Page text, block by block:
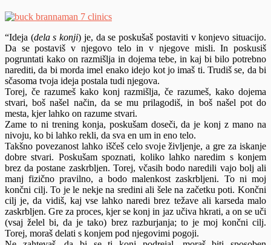
“Ideja (dela s konji) je, da se poskušaš postaviti v konjevo situacijo.
Da se postaviš v njegovo telo in v njegove misli. In poskusiš
pogruntati kako on razmišlja in dojema tebe, in kaj bi bilo potrebno
narediti, da bi morda imel enako idejo kot jo imaš ti. Trudiš se, da bi
sčasoma tvoja ideja postala tudi njegova.
Torej, če razumeš kako konj razmišlja, če razumeš, kako dojema
stvari, boš našel način, da se mu prilagodiš, in boš našel pot do
mesta, kjer lahko on razume stvari.
Zame to ni trening konja, poskušam doseči, da je konj z mano na
nivoju, ko bi lahko rekli, da sva en um in eno telo.
Takšno povezanost lahko iščeš celo svoje življenje, a gre za iskanje
dobre stvari. Poskušam spoznati, koliko lahko naredim s konjem
brez da postane zaskrbljen. Torej, včasih bodo naredili vajo bolj ali
manj fizično pravilno, a bodo malenkost zaskrbljeni. To ni moj
končni cilj. To je le nekje na sredini ali šele na začetku poti. Končni
cilj je, da vidiš, kaj vse lahko naredi brez težave ali karseda malo
zaskrbljen. Gre za proces, kjer se konj in jaz učiva hkrati, a on se uči
(vsaj želel bi, da je tako) brez razburjanja; to je moj končni cilj.
Torej, moraš delati s konjem pod njegovimi pogoji.